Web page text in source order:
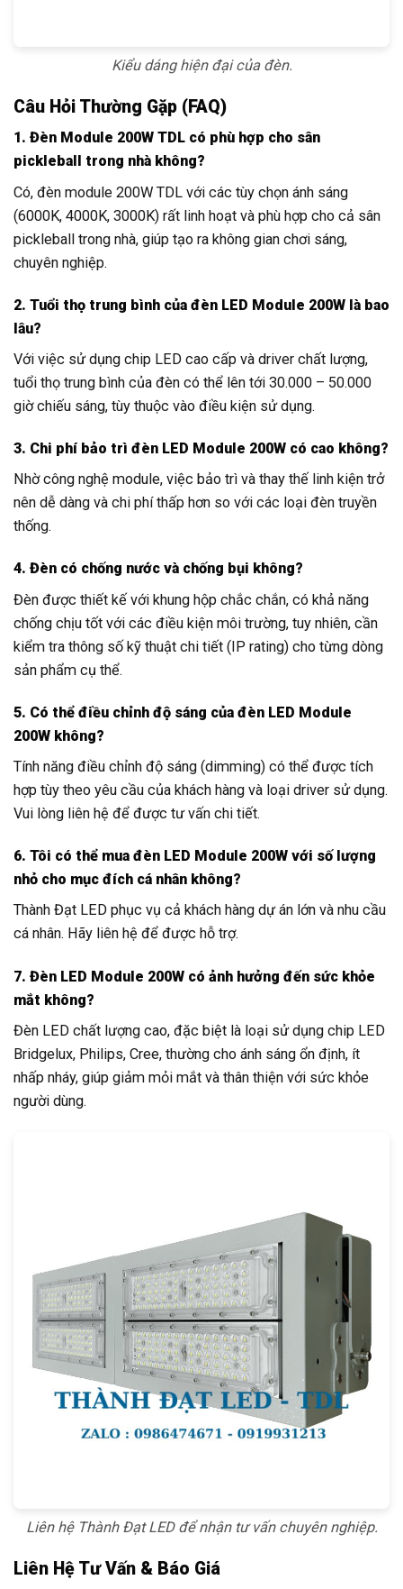
Kiểu dáng hiện đại của đèn.
Câu Hỏi Thường Gặp (FAQ)
1. Đèn Module 200W TDL có phù hợp cho sân
pickleball trong nhà không?
Có, đèn module 200W TDL với các tùy chọn ánh sáng
(6000K, 4000K, 3000K) rất linh hoạt và phù hợp cho cả sân
pickleball trong nhà, giúp tạo ra không gian chơi sáng,
chuyên nghiệp.
2. Tuổi thọ trung bình của đèn LED Module 200W là bao
lâu?
Với việc sử dụng chip LED cao cấp và driver chất lượng,
tuổi thọ trung bình của đèn có thể lên tới 30.000 – 50.000
giờ chiếu sáng, tùy thuộc vào điều kiện sử dụng.
3. Chi phí bảo trì đèn LED Module 200W có cao không?
Nhờ công nghệ module, việc bảo trì và thay thế linh kiện trở
nên dễ dàng và chi phí thấp hơn so với các loại đèn truyền
thống.
4. Đèn có chống nước và chống bụi không?
Đèn được thiết kế với khung hộp chắc chắn, có khả năng
chống chịu tốt với các điều kiện môi trường, tuy nhiên, cần
kiểm tra thông số kỹ thuật chi tiết (IP rating) cho từng dòng
sản phẩm cụ thể.
5. Có thể điều chỉnh độ sáng của đèn LED Module
200W không?
Tính năng điều chỉnh độ sáng (dimming) có thể được tích
hợp tùy theo yêu cầu của khách hàng và loại driver sử dụng.
Vui lòng liên hệ để được tư vấn chi tiết.
6. Tôi có thể mua đèn LED Module 200W với số lượng
nhỏ cho mục đích cá nhân không?
Thành Đạt LED phục vụ cả khách hàng dự án lớn và nhu cầu
cá nhân. Hãy liên hệ để được hỗ trợ.
7. Đèn LED Module 200W có ảnh hưởng đến sức khỏe
mắt không?
Đèn LED chất lượng cao, đặc biệt là loại sử dụng chip LED
Bridgelux, Philips, Cree, thường cho ánh sáng ổn định, ít
nhấp nháy, giúp giảm mỏi mắt và thân thiện với sức khỏe
người dùng.
Liên hệ Thành Đạt LED để nhận tư vấn chuyên nghiệp.
Liên Hệ Tư Vấn & Báo Giá